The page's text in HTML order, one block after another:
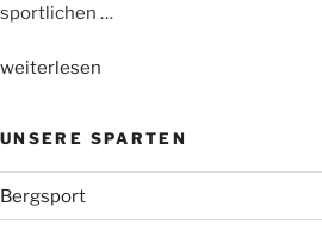
sportlichen …
„Nordic
weiterlesen
UNSERE SPARTEN
Bergsport